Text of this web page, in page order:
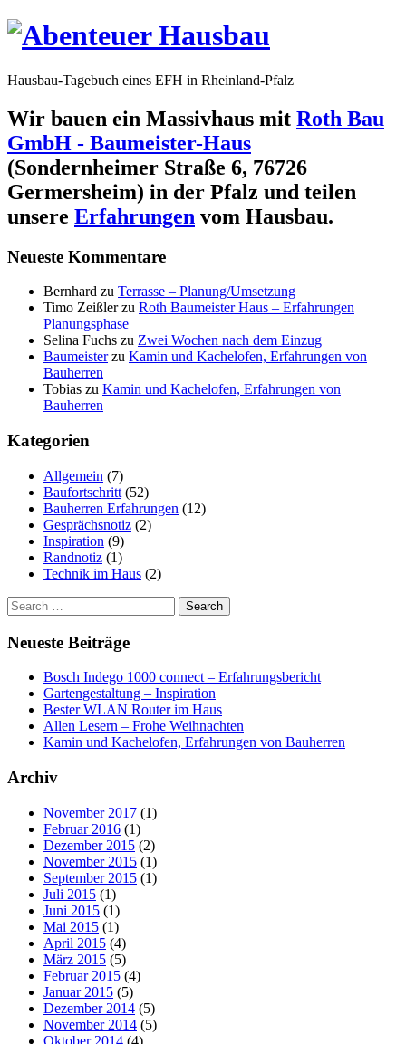
Hausbau-Tagebuch eines EFH in Rheinland-Pfalz
Wir bauen ein Massivhaus mit Roth Bau
GmbH - Baumeister-Haus
(Sondernheimer Straße 6, 76726
Germersheim) in der Pfalz und teilen
unsere Erfahrungen vom Hausbau.
Neueste Kommentare
Bernhard zu Terrasse – Planung/Umsetzung
Timo Zeißlerzu Roth Baumeister Haus – Erfahrungen
Planungsphase
Selina Fuchs zu Zwei Wochen nach dem Einzug
Baumeisterzu Kamin und Kachelofen, Erfahrungen von
Bauherren
Tobias zu Kamin und Kachelofen, Erfahrungen von
Bauherren
Kategorien
Allgemein (7)
Baufortschritt (52)
Bauherren Erfahrungen (12)
Gesprächsnotiz (2)
Inspiration (9)
Randnotiz (1)
Technik im Haus (2)
Search
for:
Neueste Beiträge
Bosch Indego 1000 connect – Erfahrungsbericht
Gartengestaltung – Inspiration
Bester WLAN Router im Haus
Allen Lesern – Frohe Weihnachten
Kamin und Kachelofen, Erfahrungen von Bauherren
Archiv
November 2017 (1)
Februar 2016 (1)
Dezember 2015 (2)
November 2015 (1)
September 2015 (1)
Juli 2015 (1)
Juni 2015 (1)
Mai 2015 (1)
April 2015 (4)
März 2015 (5)
Februar 2015 (4)
Januar 2015 (5)
Dezember 2014 (5)
November 2014 (5)
Oktober 2014 (4)